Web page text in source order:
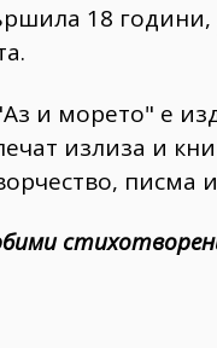
18 години,
и морето" е
излиза и
писма